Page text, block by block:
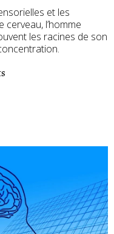
et les
l’homme
les racines de son